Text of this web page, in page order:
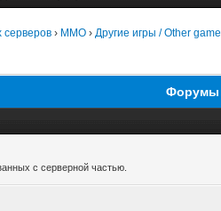
серверов › MMO › Другие игры / Other
Форумы
с серверной частью.